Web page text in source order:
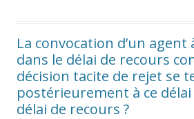
La convocation d’un
dans le délai de recours
décision tacite de rejet se
postérieurement à ce
délai de recours ?